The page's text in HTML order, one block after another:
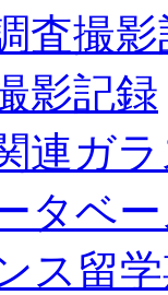
査撮
影記録
連ガ
タベ
ス留